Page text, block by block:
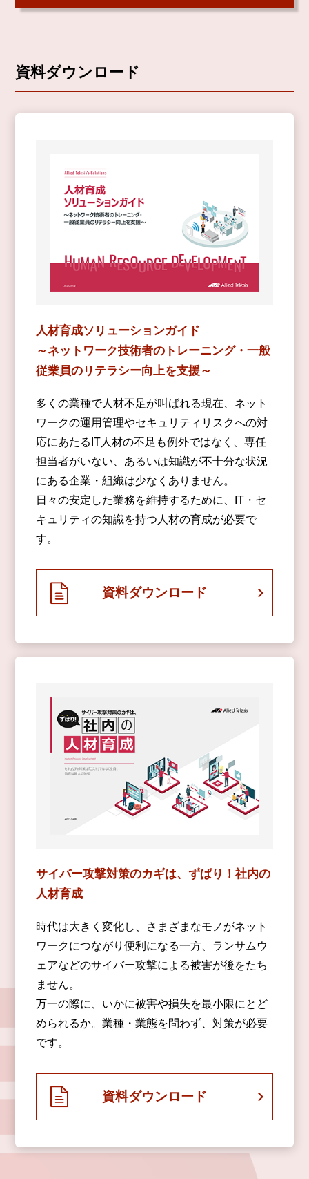
資料ダウンロード
人材育成ソリューションガイド
～ネットワーク技術者のトレーニング・一般
従業員のリテラシー向上を支援～
多くの業種で人材不足が叫ばれる現在、ネット
ワークの運用管理やセキュリティリスクへの対
応にあたるIT人材の不足も例外ではなく、専任
担当者がいない、あるいは知識が不十分な状況
にある企業・組織は少なくありません。
日々の安定した業務を維持するために、IT・セ
キュリティの知識を持つ人材の育成が必要で
す。
資料ダウンロード
サイバー攻撃対策のカギは、ずばり！社内の
人材育成
時代は大きく変化し、さまざまなモノがネット
ワークにつながり便利になる一方、ランサムウ
ェアなどのサイバー攻撃による被害が後をたち
ません。
万一の際に、いかに被害や損失を最小限にとど
められるか。業種・業態を問わず、対策が必要
です。
資料ダウンロード